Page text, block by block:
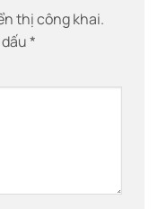
thị công khai.
*